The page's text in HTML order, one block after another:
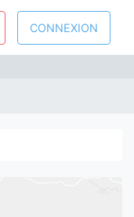
CONNEXION